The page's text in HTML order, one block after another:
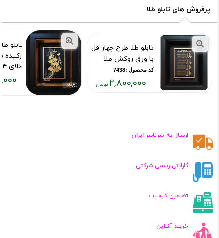
تومان
پرفروش های تابلو طلا
تابلو طلا طرح چهار قل
با ورق روکش طلا
کد محصول :7438
2,800,000
تابلو
طلای 24 عیار
کد محصول
ارسـال به سرتاسر ایران
گارانتی رسمی شرکتی
تضـمین کیفـیت
خریــد آنلاین